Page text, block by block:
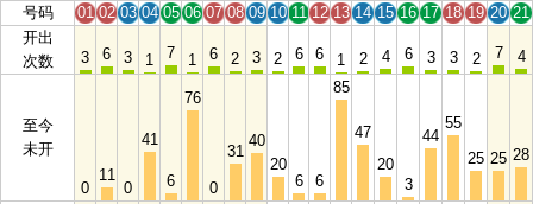
号码
01 02 03 04 05 06 07 08 09 10 11 12 13 14 15 16 17 18 19 20 21
开出
次数
3 6 3 1 7 1 6 2 3 2 6 6 1 2 4 6 3 3 2 7 4
至今
未开
0
11
0
41
6
76
0
31
40
20
6
6
85
47
20
3
44
55
25 25 28